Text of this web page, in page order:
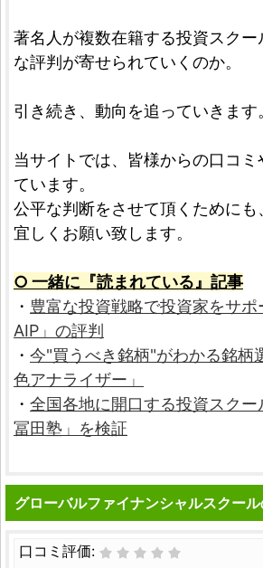
著名人が複数在籍する投資スクー
な評判が寄せられていくのか。
引き続き、動向を追っていきます
当サイトでは、皆様からの口コミ
ています。
公平な判断をさせて頂くために
宜しくお願い致します。
○ 一緒に『読まれている』記事
・ 豊富な投資戦略で投資家をサポ
AIP」の評判
・ 今"買うべき銘柄"がわかる銘柄
色アナライザー」
・ 全国各地に開口する投資スク
冨田塾」を検証
グローバルファイナンシャルスクー
口コミ評価: